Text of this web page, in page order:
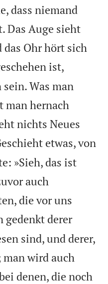
dass niemand
Das Auge sieht
Ohr hört sich
ist,
Was man
man hernach
nichts Neues
etwas, von
»Sieh, das ist
auch
die vor uns
gedenkt derer
sind, und derer,
wird auch
denen, die noch